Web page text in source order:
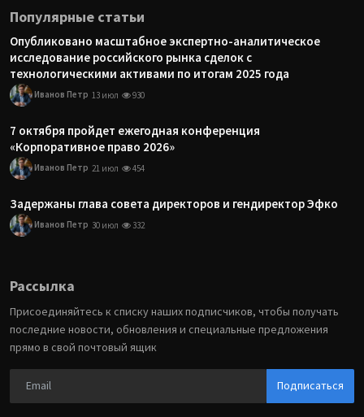
Популярные статьи
Опубликовано масштабное экспертно-аналитическое
исследование российского рынка сделок с
технологическими активами по итогам 2025 года
Иванов Петр 13 июл 930
7 октября пройдет ежегодная конференция
«Корпоративное право 2026»
Иванов Петр 21 июл 454
Задержаны глава совета директоров и гендиректор Эфко
Иванов Петр 30 июл 332
Рассылка
Присоединяйтесь к списку наших подписчиков, чтобы получать
последние новости, обновления и специальные предложения
прямо в свой почтовый ящик
Подписаться